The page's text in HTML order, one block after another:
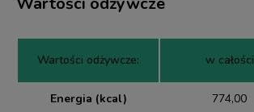
Wartości odżywcze: w całości
Energia (kcal) 774,00